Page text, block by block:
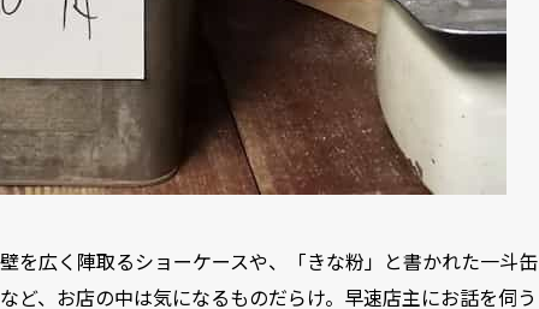
壁を広く陣取るショーケースや、「きな粉」と書かれた一斗缶
など、お店の中は気になるものだらけ。早速店主にお話を伺う